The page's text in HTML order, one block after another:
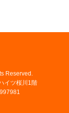
Reserved.
イツ桜川1階